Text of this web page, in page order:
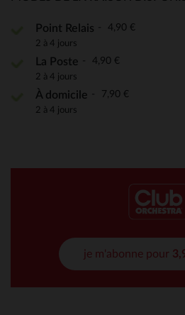
Point Relais 4,90 €
2 à 4 jours
La Poste 4,90 €
2 à 4 jours
À domicile 7,90 €
2 à 4 jours
je m'abonne pour